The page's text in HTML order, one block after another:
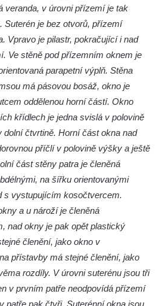
ulici ve Sloupu v
ulici ve Sloupu v
Hradu ve Sloupu v
ulici ve Sloupu v
ulici ve Sloupu v
Hradem ve Sloupu
ulici v Novém Boru
ulici v Novém
veranda, v úrovni přízemí je tak
Suterén je bez otvorů, přízemí
Vpravo je pilastr, pokračující i nad
Ve stěně pod přízemním oknem je
parapetní výplň. Stěna
má pásovou bosáž, okno je
oddělenou horní částí. Okno
křídlech je jedna svislá v polovině
čtvrtině. Horní část okna nad
příčlí v polovině výšky a ještě
část stěny patra je členěná
na šířku orientovanými
s vystupujícím kosočtvercem.
a u nároží je členěná
nad okny je pak opět plastický
členění, jako okno v
přístavby má stejné členění, jako
rozdíly. V úrovni suterénu jsou tři
v prvním patře neodpovídá přízemí
patře pak čtyři. Suterénní okna jsou